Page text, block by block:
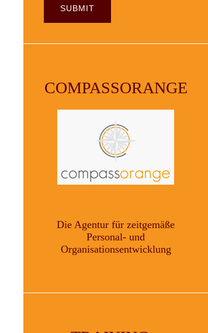
COMPASSORANGE
Die Agentur für zeitgemäße
Personal- und
Organisationsentwicklung